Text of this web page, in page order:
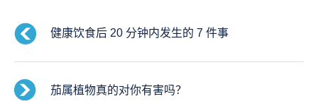
健康饮食后 20 分钟内发生的 7 件事
茄属植物真的对你有害吗？